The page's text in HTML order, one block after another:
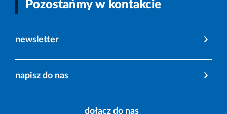
Pozostańmy w kontakcie
newsletter
napisz do nas
dołącz do nas